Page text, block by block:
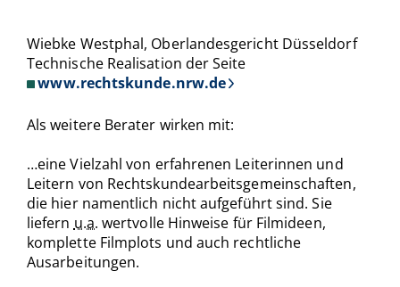
Wiebke Westphal, Oberlandesgericht Düsseldorf
Technische Realisation der Seite
www.rechtskunde.nrw.de
Als weitere Berater wirken mit:
…eine Vielzahl von erfahrenen Leiterinnen und
Leitern von Rechtskundearbeitsgemeinschaften,
die hier namentlich nicht aufgeführt sind. Sie
liefernu.a. wertvolle Hinweise für Filmideen,
komplette Filmplots und auch rechtliche
Ausarbeitungen.